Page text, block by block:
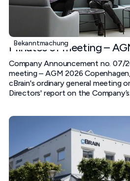
Bekanntmachung
Minutes of meeting –
Company Announcement no. 07/
meeting – AGM 2026
cBrain's ordinary general meeting
Directors' report on the